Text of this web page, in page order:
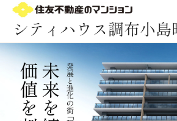
調布駅徒歩5分｜シティハウス調布小
布 新築マンション｜すみふ調布｜住